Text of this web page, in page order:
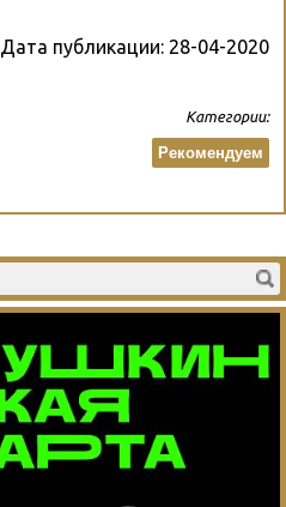
Дата публикации: 28-04-2020
Категории:
Рекомендуем